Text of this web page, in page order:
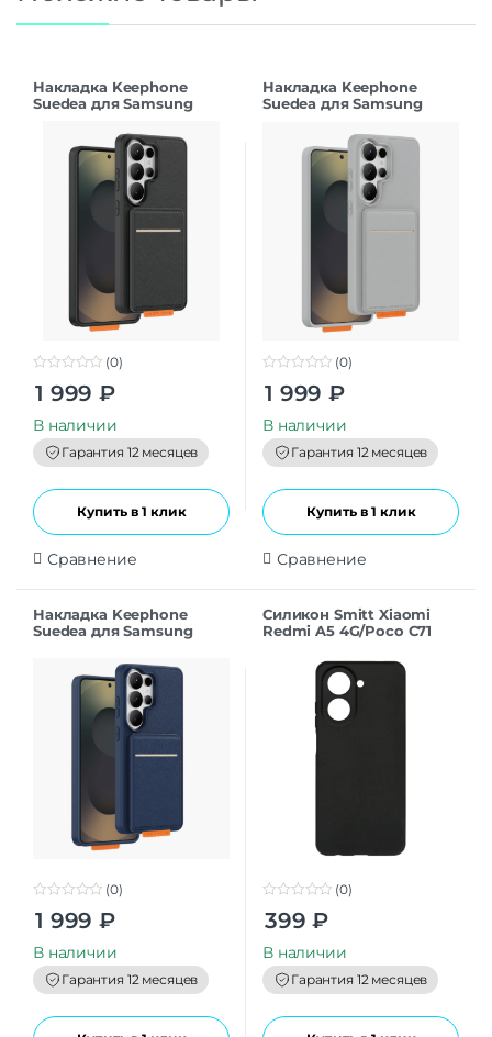
Накладка Keephone
Suedea для Samsung
t
o
f
5
(0)
1 999 ₽
В наличии
Гарантия 12 месяцев
Купить в 1 клик
Сравнение
Накладка Keephone
Suedea для Samsung
t
o
f
5
(0)
1 999 ₽
В наличии
Гарантия 12 месяцев
Купить в 1 клик
Сравнение
Накладка Keephone
Suedea для Samsung
t
o
f
5
(0)
1 999 ₽
В наличии
Гарантия 12 месяцев
Силикон Smitt Xiaomi
Redmi A5 4G/Poco C71
o
t
o
f
5
(0)
399 ₽
В наличии
Гарантия 12 месяцев